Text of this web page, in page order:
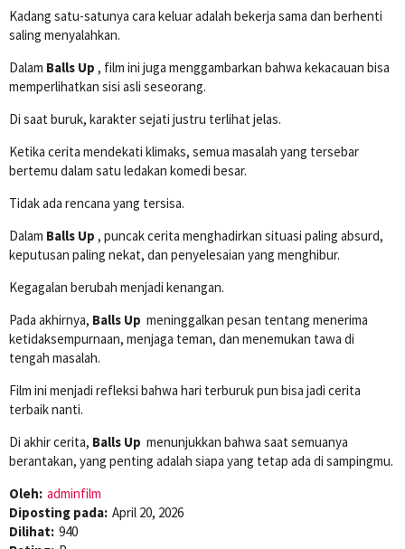
Kadang satu-satunya cara keluar adalah bekerja sama dan berhenti
saling menyalahkan.
Dalam Balls Up , film ini juga menggambarkan bahwa kekacauan bisa
memperlihatkan sisi asli seseorang.
Di saat buruk, karakter sejati justru terlihat jelas.
Ketika cerita mendekati klimaks, semua masalah yang tersebar
bertemu dalam satu ledakan komedi besar.
Tidak ada rencana yang tersisa.
Dalam Balls Up , puncak cerita menghadirkan situasi paling absurd,
keputusan paling nekat, dan penyelesaian yang menghibur.
Kegagalan berubah menjadi kenangan.
Pada akhirnya, Balls Up meninggalkan pesan tentang menerima
ketidaksempurnaan, menjaga teman, dan menemukan tawa di
tengah masalah.
Film ini menjadi refleksi bahwa hari terburuk pun bisa jadi cerita
terbaik nanti.
Di akhir cerita, Balls Up menunjukkan bahwa saat semuanya
berantakan, yang penting adalah siapa yang tetap ada di sampingmu.
Oleh: adminfilm
Diposting pada: April 20, 2026
Dilihat: 940